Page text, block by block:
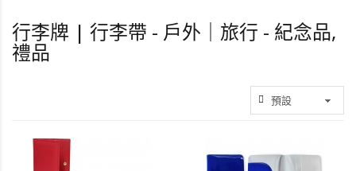
行李牌 | 行李帶 - 戶外｜旅行 - 紀念品,
禮品